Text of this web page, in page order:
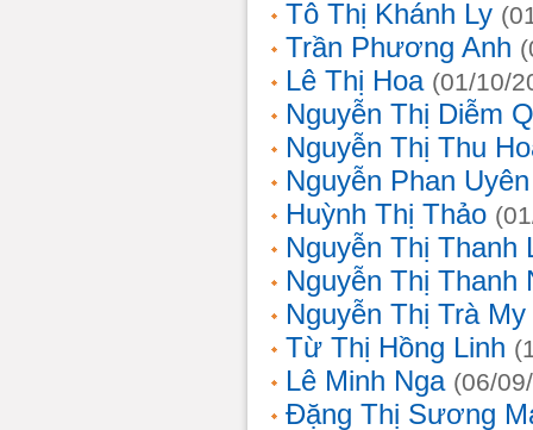
Tô Thị Khánh Ly
Trần Phương Anh
Lê Thị Hoa (01/10/
Nguyễn Thị Diễm
Nguyễn Thị Thu
Nguyễn Phan
Huỳnh Thị Thảo
Nguyễn Thị Thanh
Nguyễn Thị Thanh
Nguyễn Thị Trà My
Từ Thị Hồng Linh
Lê Minh Nga (06/
Đặng Thị Sương